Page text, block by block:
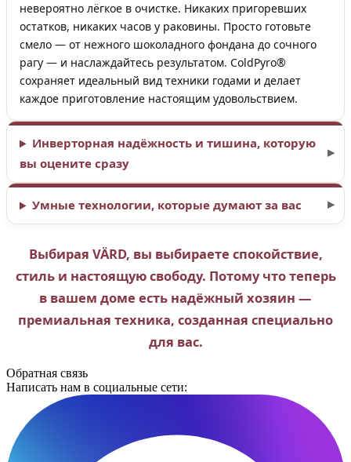
невероятно лёгкое в очистке. Никаких пригоревших
остатков, никаких часов у раковины. Просто готовьте
смело — от нежного шоколадного фондана до сочного
рагу — и наслаждайтесь результатом. ColdPyro®
сохраняет идеальный вид техники годами и делает
каждое приготовление настоящим удовольствием.
Инверторная надёжность и тишина, которую
вы оцените сразу
Умные технологии, которые думают за вас
Выбирая VÄRD, вы выбираете спокойствие,
стиль и настоящую свободу. Потому что теперь
в вашем доме есть надёжный хозяин —
премиальная техника, созданная специально
для вас.
Обратная связь
Написать нам в социальные сети: